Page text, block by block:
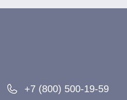
+7 (800) 500-19-59